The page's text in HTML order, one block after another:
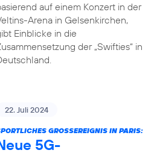
auf einem Konzert in der
Arena in Gelsenkirchen,
Einblicke in die
der „Swifties“ in
22. Juli 2024
GROSSEREIGNIS IN PARIS:
5G-